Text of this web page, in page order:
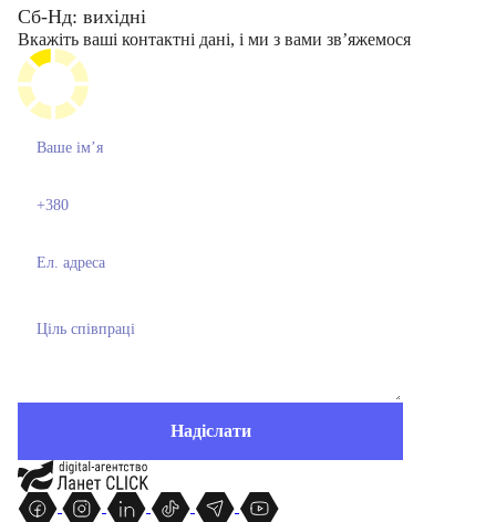
Сб-Нд: вихідні
Вкажіть ваші контактні дані, і ми з вами звʼяжемося